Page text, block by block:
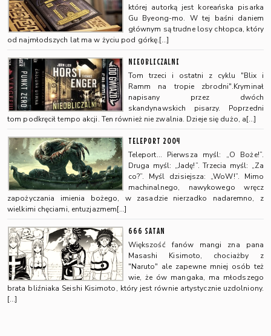
której autorką jest koreańska pisarka
Gu Byeong-mo. W tej baśni daniem
głównym są trudne losy chłopca, który
od najmłodszych lat ma w życiu pod górkę.[…]
NIEOBLICZALNI
Tom trzeci i ostatni z cyklu "Blix i
Ramm na tropie zbrodni".Kryminał
napisany przez dwóch
skandynawskich pisarzy. Poprzedni
tom podkręcił tempo akcji. Ten również nie zwalnia. Dzieje się dużo, a[…]
TELEPORT 2004
Teleport… Pierwsza myśl: „O Boże!”.
Druga myśl: „Jadę!”. Trzecia myśl: „Za
co?”. Myśl dzisiejsza: „WoW!”. Mimo
machinalnego, nawykowego wręcz
zapożyczania imienia bożego, w zasadzie nierzadko nadaremno, z
wielkimi chęciami, entuzjazmem[…]
666 SATAN
Większość fanów mangi zna pana
Masashi Kisimoto, chociażby z
"Naruto" ale zapewne mniej osób też
wie, że ów mangaka, ma młodszego
brata bliźniaka Seishi Kisimoto, który jest równie artystycznie uzdolniony.
[…]